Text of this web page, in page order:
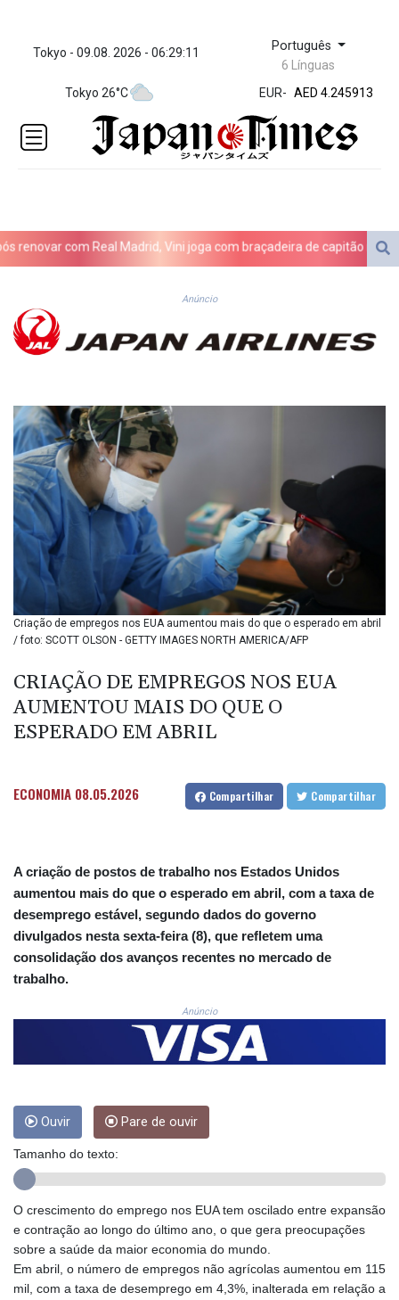
Tokyo - 09.08. 2026 - 06:29:11 Português
6 Línguas
Tokyo 26°C
EUR-
ZWL 372.275202
AED 4.245913
AED 4.245913
ALL 93.218842
AMD
ARS
1724.882567
AUD 1.638747
BBD 2.321671
BIF 3451.157116
BOB 13.69983
BRL 5.876989
BTN 109.688637
BWP 15.558807
BYN 3.432357
BYR
22660.258427
BZD 2.318271
CAD 1.61333
2615.761404
CNH 7.796152
CUP 30.637594
CVE 110.26363
CZK 24.258158
DJF 205.267449
DKK 7.477932
GHS 13.526832
GMD 84.980421
GNF
GTQ 8.794891
GYD 241.157003
com Real Madrid, Vini joga com braçadeira de capitão na vitória
Anúncio
Criação de empregos nos EUA aumentou mais do que o esperado em abril
/ foto: SCOTT OLSON - GETTY IMAGES NORTH AMERICA/AFP
CRIAÇÃO DE EMPREGOS NOS EUA
AUMENTOU MAIS DO QUE O
ESPERADO EM ABRIL
ECONOMIA 08.05.2026 Compartilhar Compartilhar
A criação de postos de trabalho nos Estados Unidos
aumentou mais do que o esperado em abril, com a taxa de
desemprego estável, segundo dados do governo
divulgados nesta sexta-feira (8), que refletem uma
consolidação dos avanços recentes no mercado de
trabalho.
Anúncio
Ouvir Pare de ouvir
Tamanho do texto:
O crescimento do emprego nos EUA tem oscilado entre expansão
e contração ao longo do último ano, o que gera preocupações
sobre a saúde da maior economia do mundo.
Em abril, o número de empregos não agrícolas aumentou em 115
mil, com a taxa de desemprego em 4,3%, inalterada em relação a